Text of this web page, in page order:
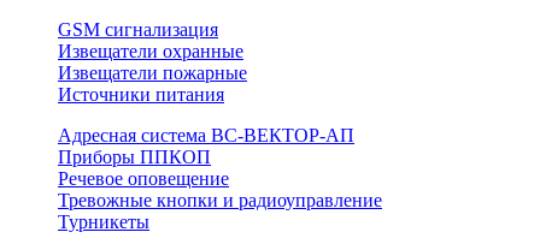
GSM сигнализация
Извещатели охранные
Извещатели пожарные
Источники питания
Адресная система ВС-ВЕКТОР-АП
Приборы ППКОП
Речевое оповещение
Тревожные кнопки и радиоуправление
Турникеты